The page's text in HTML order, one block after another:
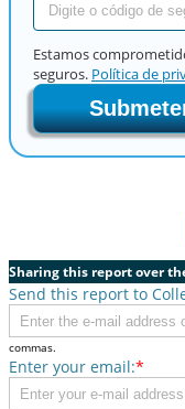
Estamos
seguros. Política de
Sharing this report over
Send this report to
commas.
Enter your email:*